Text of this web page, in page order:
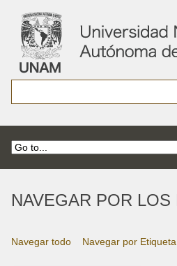
NAVEGAR POR
Navegar todo Navegar por Etiqueta